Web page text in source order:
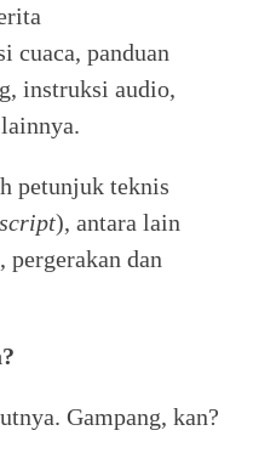
cuaca, panduan
instruksi audio,
lainnya.
petunjuk teknis
), antara lain
pergerakan dan
Gampang, kan?